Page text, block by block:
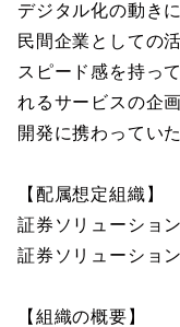
デジタル化の動き
民間企業としての
スピード感を持っ
れるサービスの企画
開発に携わってい
【配属想定組織】
証券ソリューショ
証券ソリューショ
【組織の概要】